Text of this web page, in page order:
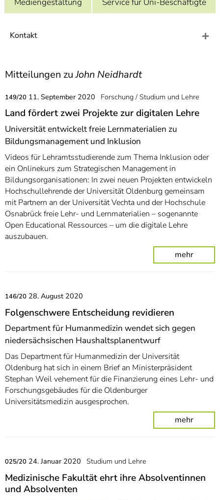
7]
Informationen zur
Kontakt
Mitteilungen zuJohn Neidhardt
149/20 11. September 2020 Forschung / Studium und Lehre
Land fördert zwei Projekte zur digitalen Lehre
Universität entwickelt freie Lernmaterialien zu
Bildungsmanagement und Inklusion
Videos für Lehramtsstudierende zum Thema Inklusion oder
ein Onlinekurs zum Strategischen Management in
Bildungsorganisationen: In zwei neuen Projekten entwickeln
Hochschullehrende der Universität Oldenburg gemeinsam
mit Partnern an der Universität Vechta und der Hochschule
Osnabrück freie Lehr- und Lernmaterialien – sogenannte
Open Educational Ressources – um die digitale Lehre
auszubauen.
mehr
146/20 28. August 2020
Folgenschwere Entscheidung revidieren
Department für Humanmedizin wendet sich gegen
niedersächsischen Haushaltsplanentwurf
Das Department für Humanmedizin der Universität
Oldenburg hat sich in einem Brief an Ministerpräsident
Stephan Weil vehement für die Finanzierung eines Lehr- und
Forschungsgebäudes für die Oldenburger
Universitätsmedizin ausgesprochen.
mehr
025/20 24. Januar 2020 Studium und Lehre
Medizinische Fakultät ehrt ihre Absolventinnen
und Absolventen